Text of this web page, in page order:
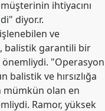
ihtiyacını
diyor.r.
ve
balistik garantili bir
"Operasyon
ve hırsızlığa
mümkün olan en
Ramor, yüksek